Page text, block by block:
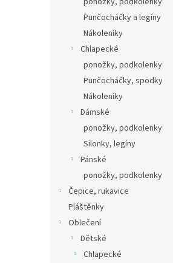
Punčocháčky a legíny
Nákoleníky
Chlapecké
ponožky, podkolenky
Punčocháčky, spodky
Nákoleníky
Dámské
ponožky, podkolenky
Silonky, legíny
Pánské
ponožky, podkolenky
Čepice, rukavice
Pláštěnky
Oblečení
Dětské
Chlapecké